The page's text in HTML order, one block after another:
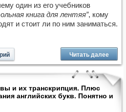
один из его учебников
книга для лентяя”, кому
и стоит ли по ним заниматься.
Читать далее
и их транскрипция. Плюс
английских букв. Понятно и